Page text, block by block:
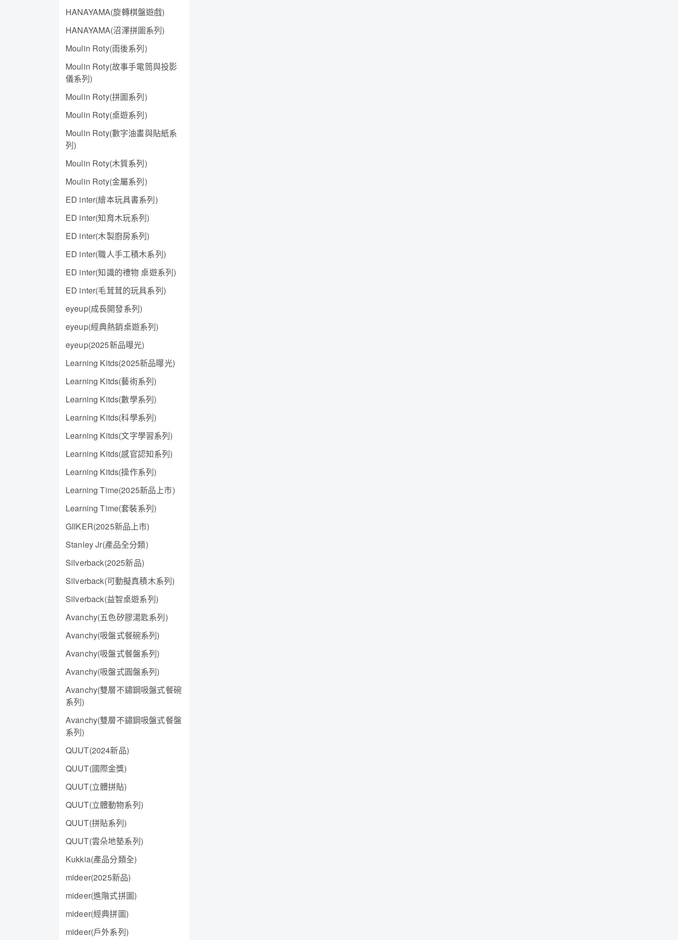
HANAYAMA(旋轉棋盤遊戲)
HANAYAMA(沼澤拼圖系列)
Moulin Roty(雨後系列)
Moulin Roty(故事手電筒與投影
儀系列)
Moulin Roty(拼圖系列)
Moulin Roty(桌遊系列)
Moulin Roty(數字油畫與貼紙系
列)
Moulin Roty(木質系列)
Moulin Roty(金屬系列)
ED inter(繪本玩具書系列)
ED inter(知育木玩系列)
ED inter(木製廚房系列)
ED inter(職人手工積木系列)
ED inter(知識的禮物 桌遊系列)
ED inter(毛茸茸的玩具系列)
eyeup(成長開發系列)
eyeup(經典熱銷桌遊系列)
eyeup(2025新品曝光)
Learning Kitds(2025新品曝光)
Learning Kitds(藝術系列)
Learning Kitds(數學系列)
Learning Kitds(科學系列)
Learning Kitds(文字學習系列)
Learning Kitds(感官認知系列)
Learning Kitds(操作系列)
Learning Time(2025新品上市)
Learning Time(套裝系列)
GIIKER(2025新品上市)
Stanley Jr(產品全分類)
Silverback(2025新品)
Silverback(可動擬真積木系列)
Silverback(益智桌遊系列)
Avanchy(五色矽膠湯匙系列)
Avanchy(吸盤式餐碗系列)
Avanchy(吸盤式餐盤系列)
Avanchy(吸盤式圓盤系列)
Avanchy(雙層不鏽鋼吸盤式餐碗
系列)
Avanchy(雙層不鏽鋼吸盤式餐盤
系列)
QUUT(2024新品)
QUUT(國際金獎)
QUUT(立體拼貼)
QUUT(立體動物系列)
QUUT(拼貼系列)
QUUT(雲朵地墊系列)
Kukkia(產品分類全)
mideer(2025新品)
mideer(進階式拼圖)
mideer(經典拼圖)
mideer(戶外系列)